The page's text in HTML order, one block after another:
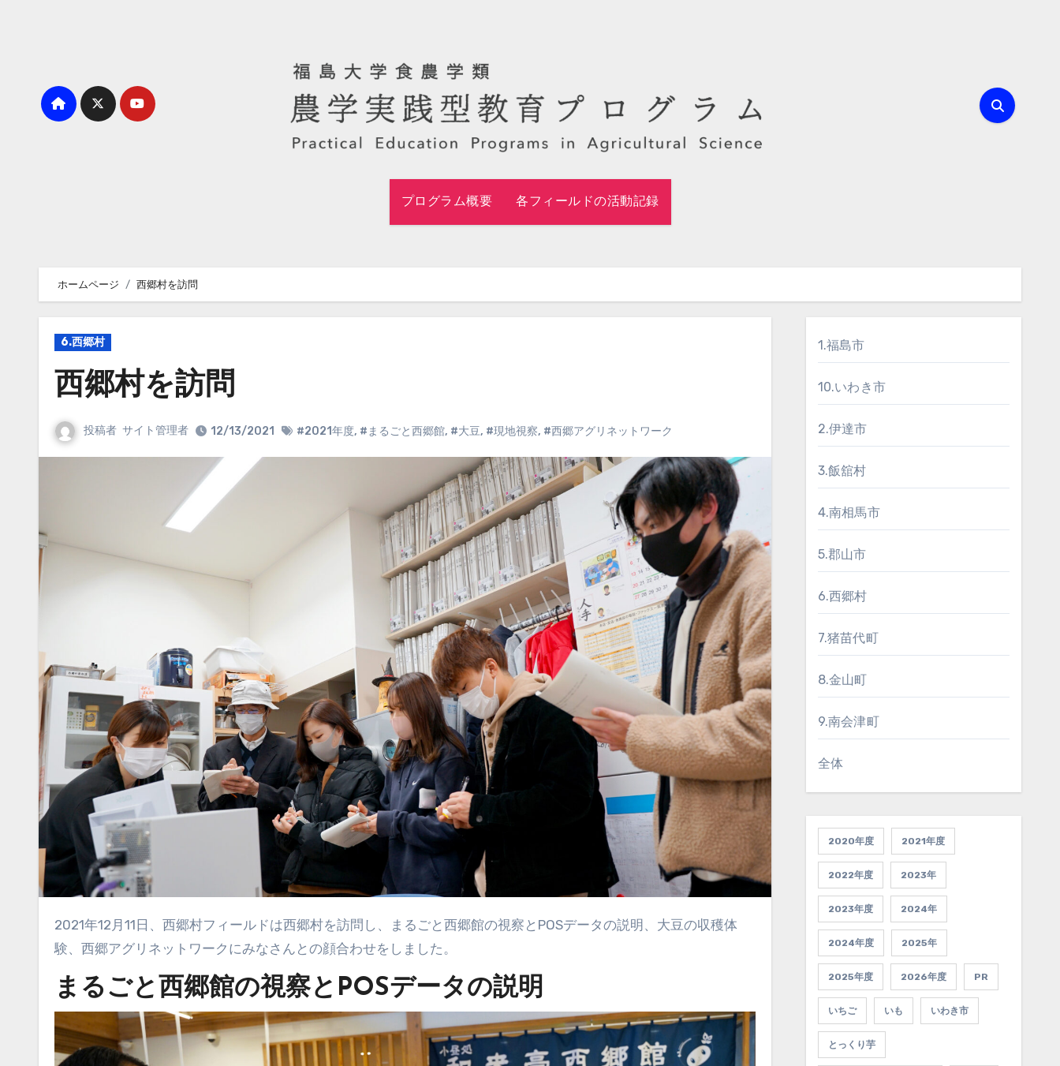
プログラム概要 各フィールドの活動記録
ホームページ 西郷村を訪問
6.西郷村
西郷村を訪問
投稿者 サイト管理者 12/13/2021 #2021年度, #まるごと西郷館, #大豆, #現地視察, #西郷アグリネットワーク
2021年12月11日、西郷村フィールドは西郷村を訪問し、まるごと西郷館の視察とPOSデータの説明、大豆の収穫体
験、西郷アグリネットワークにみなさんとの顔合わせをしました。
まるごと西郷館の視察とPOSデータの説明
1.福島市
10.いわき市
2.伊達市
3.飯舘村
4.南相馬市
5.郡山市
6.西郷村
7.猪苗代町
8.金山町
9.南会津町
全体
2020年度 2021年度
2022年度 2023年
2023年度 2024年
2024年度 2025年
2025年度 2026年度 PR
いちご いも いわき市
とっくり芋